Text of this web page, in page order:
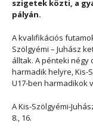
szigetek közti, a
pályán.
A kvalifikációs
Szölgyémi – Juhász
álltak. A pénteki
harmadik helyre, Kis-
U17-ben harmadikok
A Kis-Szölgyémi-
8., 16.